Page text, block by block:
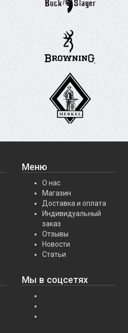
Меню
О нас
Магазин
Доставка и оплата
Индивидуальный
заказ
Отзывы
Новости
Статьи
Мы в соцсетях